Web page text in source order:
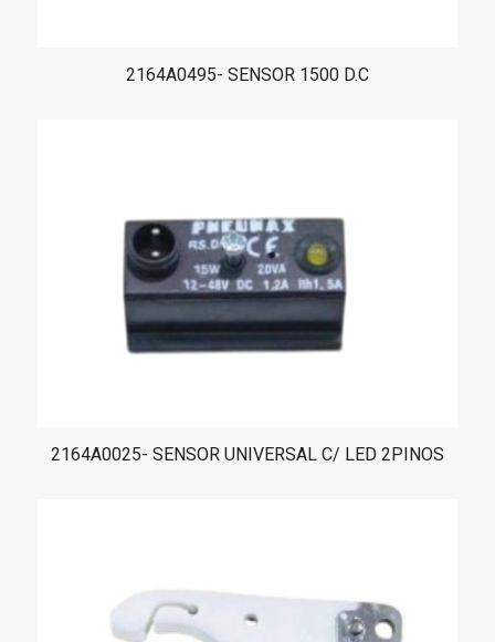
2164A0495- SENSOR 1500 D.C
2164A0025- SENSOR UNIVERSAL C/ LED 2PINOS